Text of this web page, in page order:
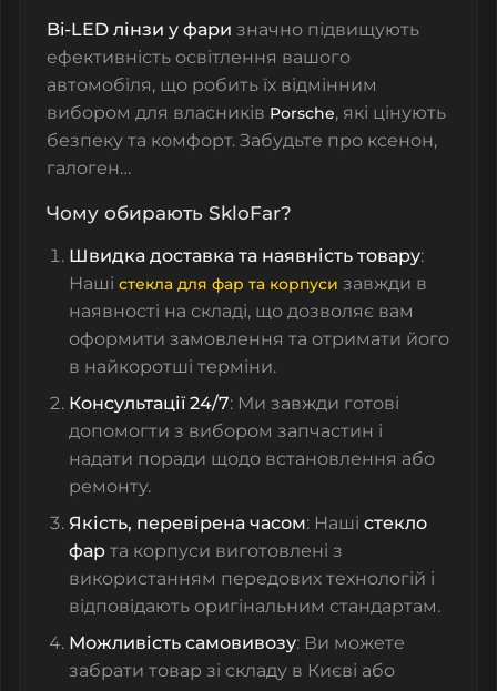
Bi-LED лінзи у фари значно підвищують
ефективність освітлення вашого
автомобіля, що робить їх відмінним
вибором для власників Porsche, які цінують
безпеку та комфорт. Забудьте про ксенон,
галоген…
Чому обирають SkloFar?
Швидка доставка та наявність товару:
Наші стекла для фар та корпуси завжди в
наявності на складі, що дозволяє вам
оформити замовлення та отримати його
в найкоротші терміни.
Консультації 24/7: Ми завжди готові
допомогти з вибором запчастин і
надати поради щодо встановлення або
ремонту.
Якість, перевірена часом: Наші стекло
фар та корпуси виготовлені з
використанням передових технологій і
відповідають оригінальним стандартам.
Можливість самовивозу: Ви можете
забрати товар зі складу в Києві або